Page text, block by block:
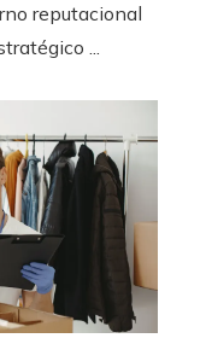
reputacional
...